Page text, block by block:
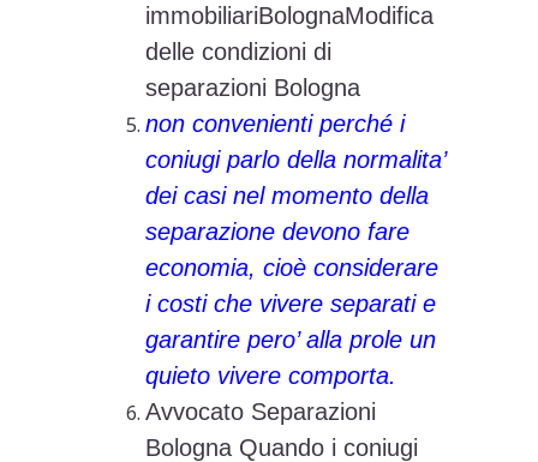
immobiliariBolognaModifica
delle condizioni di
separazioni Bologna
non convenienti perché i
coniugi parlo della normalita’
dei casi nel momento della
separazione devono fare
economia, cioè considerare
i costi che vivere separati e
garantire pero’ alla prole un
quieto vivere comporta.
Avvocato Separazioni
Bologna Quando i coniugi